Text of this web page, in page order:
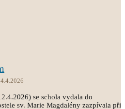
se schola vydala do
sv. Marie Magdalény zazpívala při